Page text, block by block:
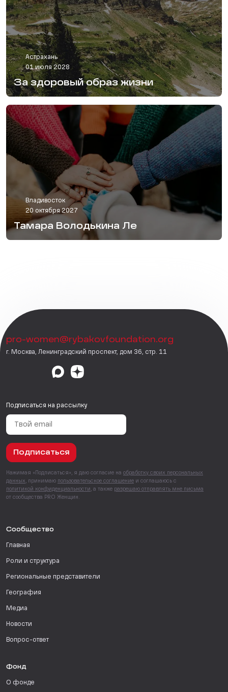
Астрахань
01 июля 2028
За здоровый образ жизни
Владивосток
20 октября 2027
Тамара Володькина Ле
pro-women@rybakovfoundation.org
г. Москва, Ленинградский проспект, дом 36, стр. 11
Подписаться на рассылку
Подписаться
Нажимая «Подписаться», я даю согласие на обработку своих персональных
данных , принимаю пользовательское соглашение и соглашаюсь с
политикой конфиденциальности , а также разрешаю отправлять мне письма
от сообщества PRO Женщин.
Сообщество
Главная
Роли и структура
Региональные представители
География
Медиа
Новости
Вопрос-ответ
Фонд
О фонде